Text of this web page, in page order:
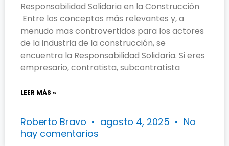
Responsabilidad Solidaria en la Construcción
Entre los conceptos más relevantes y, a
menudo mas controvertidos para los actores
de la industria de la construcción, se
encuentra la Responsabilidad Solidaria. Si eres
empresario, contratista, subcontratista
LEER MÁS »
Roberto Bravo agosto 4, 2025
No
hay comentarios